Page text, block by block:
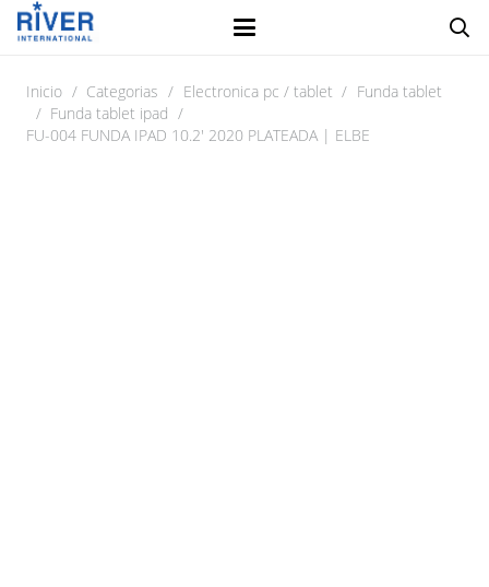
Inicio / Categorias / Electronica pc / tablet / Funda tablet
/ Funda tablet ipad /
FU-004 FUNDA IPAD 10.2′ 2020 PLATEADA | ELBE